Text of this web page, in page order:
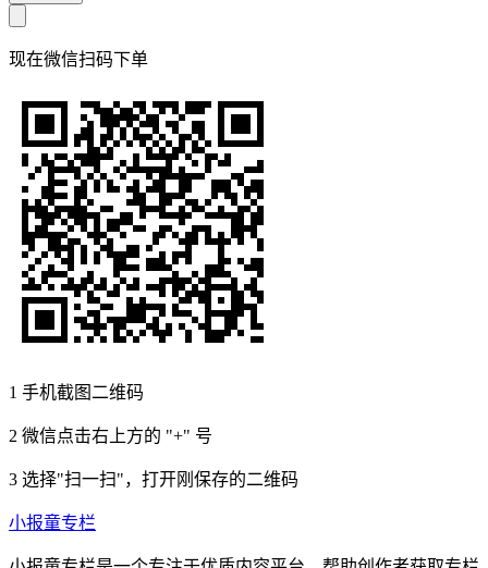
现在微信扫码下单
1 手机截图二维码
2 微信点击右上方的 "+" 号
3 选择"扫一扫"，打开刚保存的二维码
小报童专栏